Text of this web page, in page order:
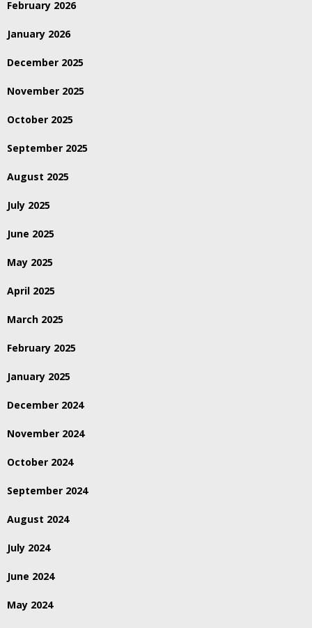
February 2026
January 2026
December 2025
November 2025
October 2025
September 2025
August 2025
July 2025
June 2025
May 2025
April 2025
March 2025
February 2025
January 2025
December 2024
November 2024
October 2024
September 2024
August 2024
July 2024
June 2024
May 2024